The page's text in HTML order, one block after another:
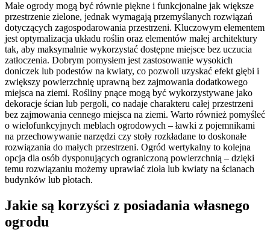
Małe ogrody mogą być równie piękne i funkcjonalne jak większe
przestrzenie zielone, jednak wymagają przemyślanych rozwiązań
dotyczących zagospodarowania przestrzeni. Kluczowym elementem
jest optymalizacja układu roślin oraz elementów małej architektury
tak, aby maksymalnie wykorzystać dostępne miejsce bez uczucia
zatłoczenia. Dobrym pomysłem jest zastosowanie wysokich
doniczek lub podestów na kwiaty, co pozwoli uzyskać efekt głębi i
zwiększy powierzchnię uprawną bez zajmowania dodatkowego
miejsca na ziemi. Rośliny pnące mogą być wykorzystywane jako
dekoracje ścian lub pergoli, co nadaje charakteru całej przestrzeni
bez zajmowania cennego miejsca na ziemi. Warto również pomyśleć
o wielofunkcyjnych meblach ogrodowych – ławki z pojemnikami
na przechowywanie narzędzi czy stoły rozkładane to doskonałe
rozwiązania do małych przestrzeni. Ogród wertykalny to kolejna
opcja dla osób dysponujących ograniczoną powierzchnią – dzięki
temu rozwiązaniu możemy uprawiać zioła lub kwiaty na ścianach
budynków lub płotach.
Jakie są korzyści z posiadania własnego
ogrodu